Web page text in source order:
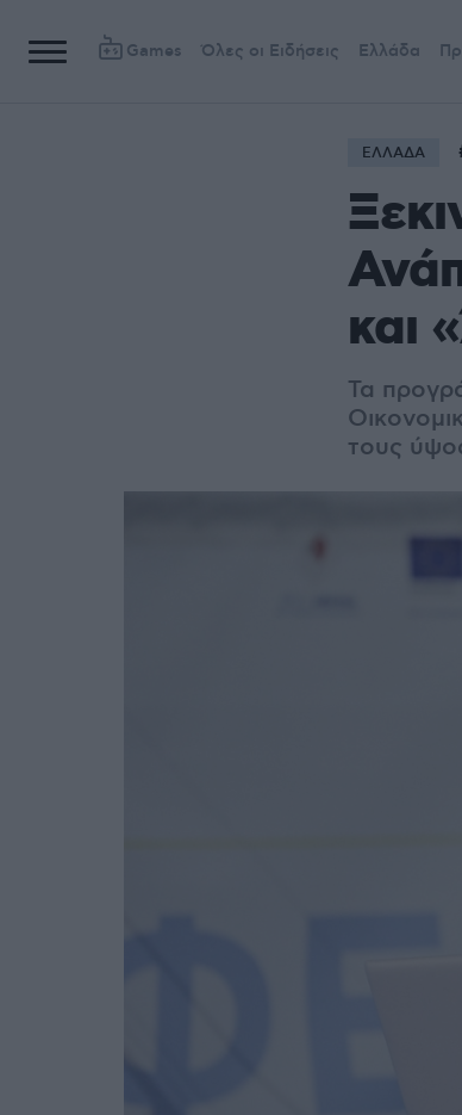
Games Όλες οι Ειδήσεις Ελλάδα
ΕΛΛΑΔΑ
και
Τα
τους